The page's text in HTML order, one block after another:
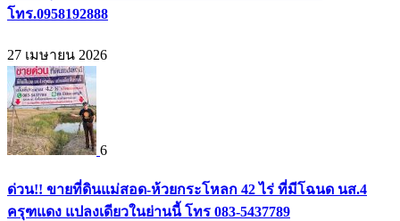
โทร.0958192888
27 เมษายน 2026
6
ด่วน!! ขายที่ดินแม่สอด-ห้วยกระโหลก 42 ไร่ ที่มีโฉนด นส.4
ครุฑแดง แปลงเดียวในย่านนี้ โทร 083-5437789